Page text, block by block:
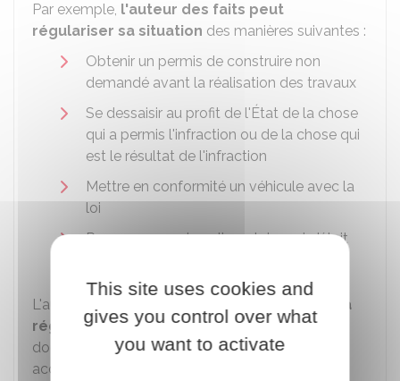
Par exemple, l'auteur des faits peut
régulariser sa situation des manières suivantes :
Obtenir un permis de construire non
demandé avant la réalisation des travaux
Se dessaisir au profit de l'État de la chose
qui a permis l'infraction ou de la chose qui
est le résultat de l'infraction
Mettre en conformité un véhicule avec la
loi
Payer une pension alimentaire qui n'était
L'auteur des faits doit apporter la
preuve qu'il a
régularisésa situation en présentant le
document nécessaire (permis de construire
accepté, facture de mise en conformité du
This site uses cookies and
gives you control over what
you want to activate